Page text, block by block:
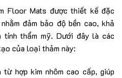
Floor Mats được thiết kế đặc
đảm bảo độ bền cao, khả
tính thẩm mỹ. Dưới đây là các
của loại thảm này:
hợp kim nhôm cao cấp, giúp